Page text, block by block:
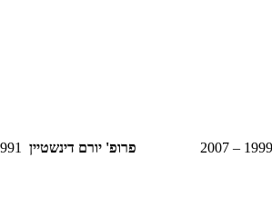
פרופ' יורם דינשטיין